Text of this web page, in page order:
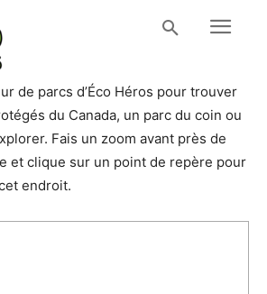
de parcs d’Éco Héros pour trouver
du Canada, un parc du coin ou
Fais un zoom avant près de
et clique sur un point de repère pour
endroit.